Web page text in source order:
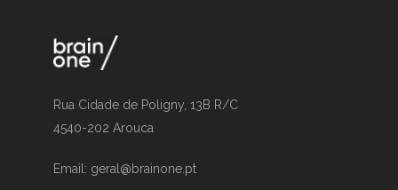
Rua Cidade de Poligny, 13B R/C
4540-202 Arouca
Email: geral@brainone.pt